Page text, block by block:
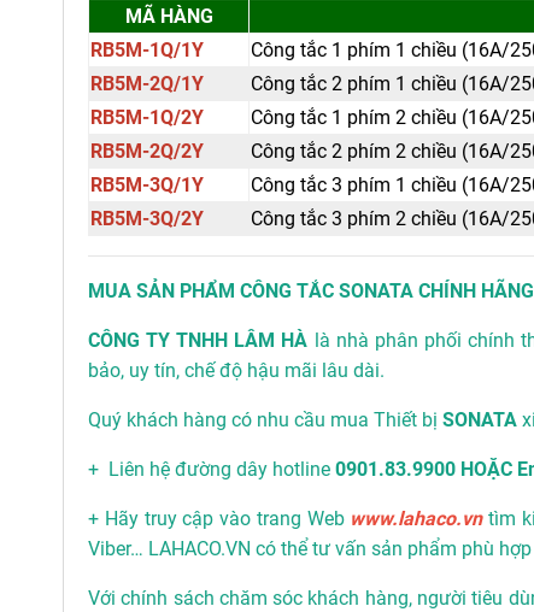
MÃ HÀNG
RB5M-1Q/1Y
Công tắc 1 phím 1 chiều (16A/
RB5M-2Q/1Y
Công tắc 2 phím 1 chiều (16A/
RB5M-1Q/2Y
Công tắc 1 phím 2 chiều (16A/
RB5M-2Q/2Y
Công tắc 2 phím 2 chiều (16A/
RB5M-3Q/1Y
Công tắc 3 phím 1 chiều (16A/
RB5M-3Q/2Y
Công tắc 3 phím 2 chiều (16A/
MUA SẢN PHẨM CÔNG TẮC SONATA CHÍNH
CÔNG TY TNHH LÂM HÀ là nhà phân phối chính
bảo, uy tín, chế độ hậu mãi lâu dài.
Quý khách hàng có nhu cầu mua Thiết bị SONATA
+ Liên hệ đường dây hotline 0901.83.9900 HOẶC
+ Hãy truy cập vào trang Web www.lahaco.vntìm
Viber… LAHACO.VN có thể tư vấn sản phẩm phù
Với chính sách chăm sóc khách hàng, người tiêu